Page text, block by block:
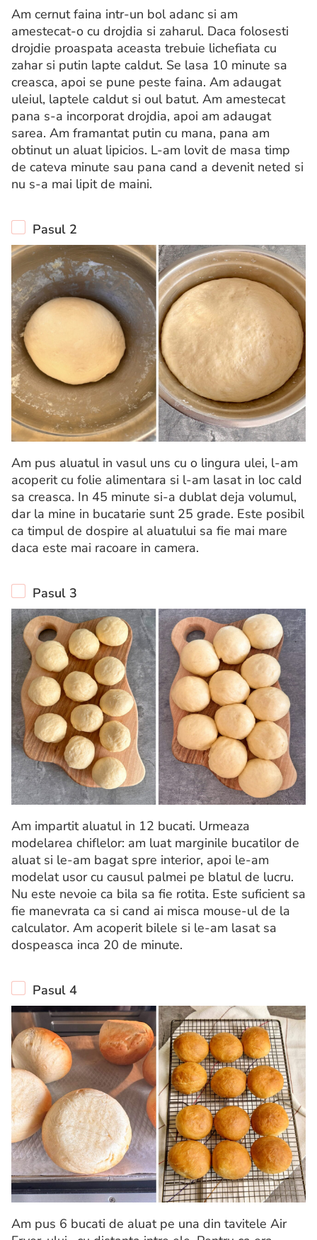
Am cernut faina intr-un bol adanc si am
amestecat-o cu drojdia si zaharul. Daca folosesti
drojdie proaspata aceasta trebuie lichefiata cu
zahar si putin lapte caldut. Se lasa 10 minute sa
creasca, apoi se pune peste faina. Am adaugat
uleiul, laptele caldut si oul batut. Am amestecat
pana s-a incorporat drojdia, apoi am adaugat
sarea. Am framantat putin cu mana, pana am
obtinut un aluat lipicios. L-am lovit de masa timp
de cateva minute sau pana cand a devenit neted si
nu s-a mai lipit de maini.
Pasul 2
Am pus aluatul in vasul uns cu o lingura ulei, l-am
acoperit cu folie alimentara si l-am lasat in loc cald
sa creasca. In 45 minute si-a dublat deja volumul,
dar la mine in bucatarie sunt 25 grade. Este posibil
ca timpul de dospire al aluatului sa fie mai mare
daca este mai racoare in camera.
Pasul 3
Am impartit aluatul in 12 bucati. Urmeaza
modelarea chiflelor: am luat marginile bucatilor de
aluat si le-am bagat spre interior, apoi le-am
modelat usor cu causul palmei pe blatul de lucru.
Nu este nevoie ca bila sa fie rotita. Este suficient sa
fie manevrata ca si cand ai misca mouse-ul de la
calculator. Am acoperit bilele si le-am lasat sa
dospeasca inca 20 de minute.
Pasul 4
Am pus 6 bucati de aluat pe una din tavitele Air